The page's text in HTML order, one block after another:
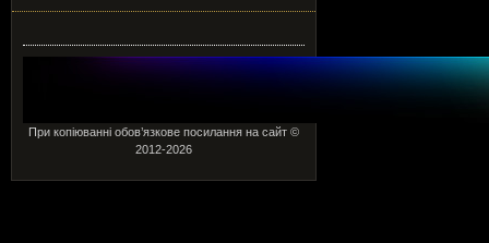
При копіюванні обов’язкове посилання на сайт ©
2012-2026